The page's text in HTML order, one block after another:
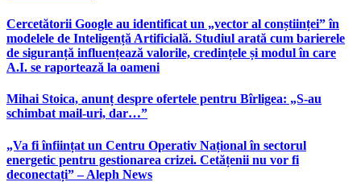
Cercetătorii Google au identificat un „vector al conștiinței” în
modelele de Inteligență Artificială. Studiul arată cum barierele
de siguranță influențează valorile, credințele și modul în care
A.I. se raportează la oameni
Mihai Stoica, anunț despre ofertele pentru Bîrligea: „S-au
schimbat mail-uri, dar…”
„Va fi înființat un Centru Operativ Național în sectorul
energetic pentru gestionarea crizei. Cetățenii nu vor fi
deconectați” – Aleph News